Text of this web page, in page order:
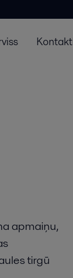
apmaiņu,
tirgū